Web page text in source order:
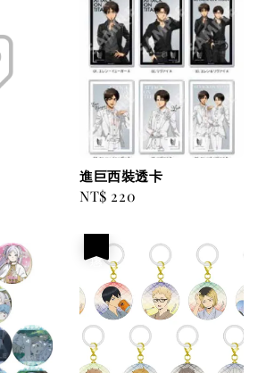
進巨西裝透卡
Regular
NT$ 220